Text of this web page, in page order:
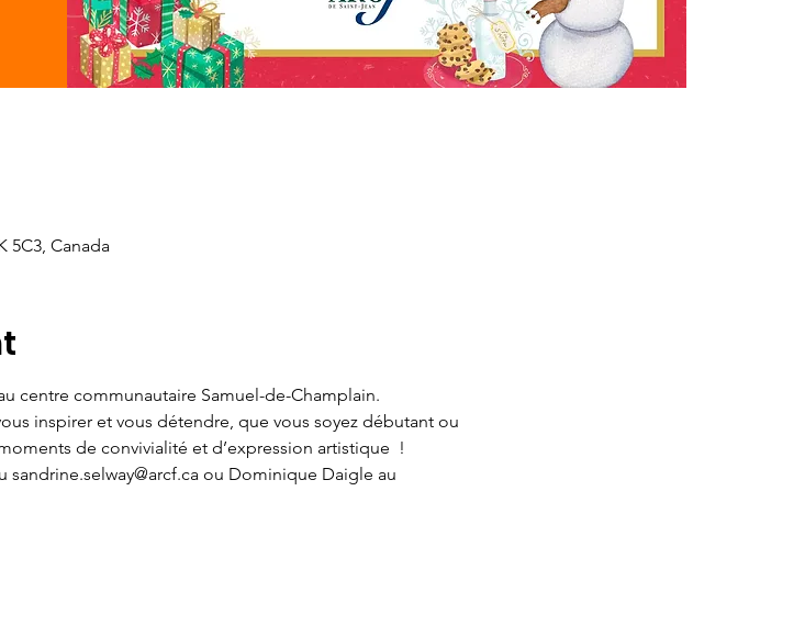
5C3, Canada
centre communautaire Samuel-de-Champlain.
inspirer et vous détendre, que vous soyez débutant ou
de convivialité et d’expression artistique  !
sandrine.selway@arcf.ca ou Dominique Daigle au